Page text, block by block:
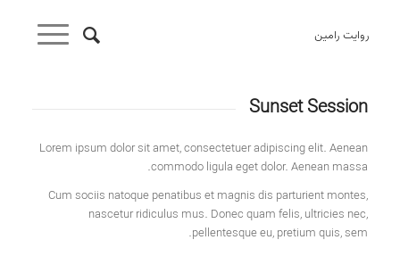
روایت رامین
Sunset Session
Lorem ipsum dolor sit amet, consectetuer adipiscing elit. Aenean
commodo ligula eget dolor. Aenean massa.
Cum sociis natoque penatibus et magnis dis parturient montes,
nascetur ridiculus mus. Donec quam felis, ultricies nec,
pellentesque eu, pretium quis, sem.